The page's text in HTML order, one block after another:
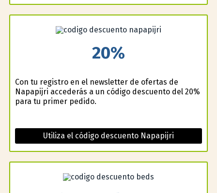
20%
Con tu registro en el newsletter de ofertas de
Napapijri accederás a un código descuento del 20%
para tu primer pedido.
Utiliza el código descuento Napapijri